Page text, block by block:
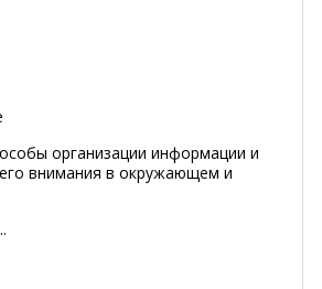
организации информации и
внимания в окружающем и